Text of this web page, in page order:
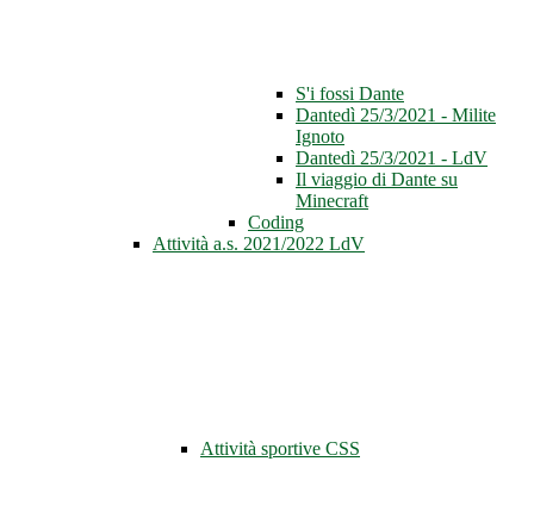
S'i fossi Dante
Dantedì 25/3/2021 - Milite
Ignoto
Dantedì 25/3/2021 - LdV
Il viaggio di Dante su
Minecraft
Coding
Attività a.s. 2021/2022 LdV
Attività sportive CSS